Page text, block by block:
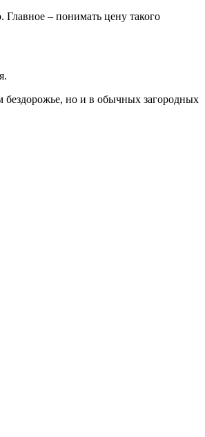
– понимать цену такого
бездорожье, но и в обычных загородных